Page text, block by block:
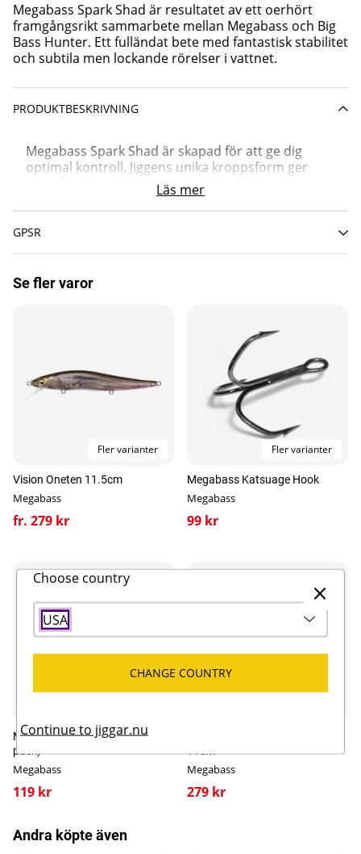
Megabass Spark Shad är resultatet av ett oerhört
framgångsrikt sammarbete mellan Megabass och Big
Bass Hunter. Ett fulländat bete med fantastisk stabilitet
och subtila men lockande rörelser i vattnet.
PRODUKTBESKRIVNING
Megabass Spark Shad är skapad för att ge dig
optimal kontroll. Jiggens unika kroppsform ger
enastående stabilitet, medan den delikata svansen
genererar en subtil vågliknande rörelse som fisken
inte kan motstå. De intelligenta designelementen,
såsom bröstfenorna och den platta ryggdesignen,
Ett av de mest anmärkningsvärda dragen med
garanterar en framgångsrik fisketur varje gång.
Läs mer
GPSR
Se fler varor
Fler varianter
Vision Oneten 11.5cm
Megabass
fr. 279 kr
Fler varianter
Megabass Katsuage Hook
Megabass
99 kr
Megabass Magdraft Head (2-
pack)
Megabass
119 kr
11cm
Megabass
279 kr
Andra köpte även
Choose country
USA
CHANGE COUNTRY
Continue to jiggar.nu